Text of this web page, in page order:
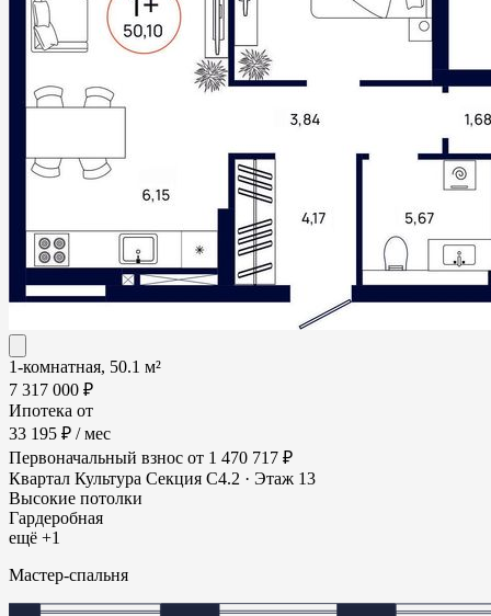
1-комнатная, 50.1 м²
7 317 000 ₽
Ипотека от
33 195 ₽ / мес
Первоначальный взнос от 1 470 717 ₽
Квартал Культура Секция С4.2 · Этаж 13
Высокие потолки
Гардеробная
ещё +1
Мастер-спальня